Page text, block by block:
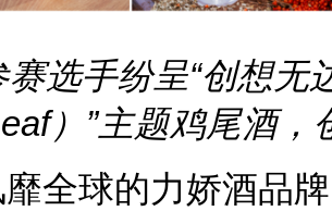
赛选手纷呈“创想无
）”主题鸡尾酒
全球的力娇酒品